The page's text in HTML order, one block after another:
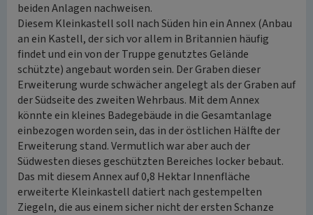
beiden Anlagen nachweisen.
Diesem Kleinkastell soll nach Süden hin ein Annex (Anbau
an ein Kastell, der sich vor allem in Britannien häufig
findet und ein von der Truppe genutztes Gelände
schützte) angebaut worden sein. Der Graben dieser
Erweiterung wurde schwächer angelegt als der Graben auf
der Südseite des zweiten Wehrbaus. Mit dem Annex
könnte ein kleines Badegebäude in die Gesamtanlage
einbezogen worden sein, das in der östlichen Hälfte der
Erweiterung stand. Vermutlich war aber auch der
Südwesten dieses geschützten Bereiches locker bebaut.
Das mit diesem Annex auf 0,8 Hektar Innenfläche
erweiterte Kleinkastell datiert nach gestempelten
Ziegeln, die aus einem sicher nicht der ersten Schanze